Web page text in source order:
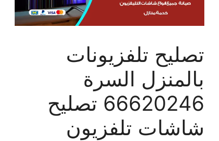
تصليح تلفزيونات
بالمنزل السرة
66620246 تصليح
شاشات تلفزيون